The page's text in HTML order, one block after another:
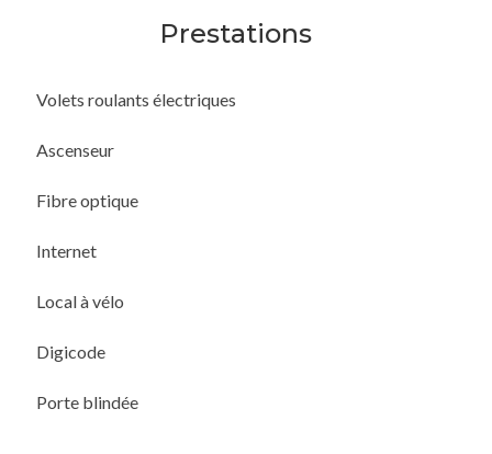
Prestations
Volets roulants électriques
Ascenseur
Fibre optique
Internet
Local à vélo
Digicode
Porte blindée